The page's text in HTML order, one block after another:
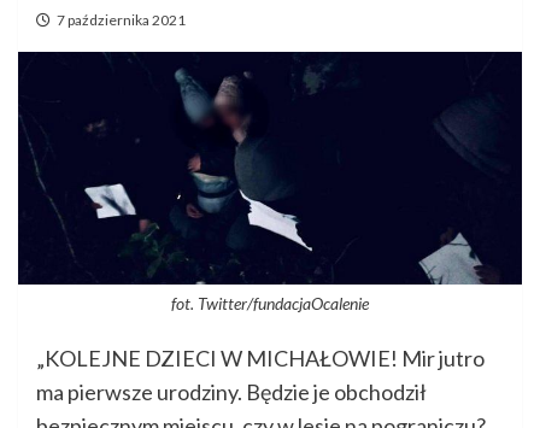
7 października 2021
fot. Twitter/fundacjaOcalenie
„KOLEJNE DZIECI W MICHAŁOWIE! Mir jutro
ma pierwsze urodziny. Będzie je obchodził